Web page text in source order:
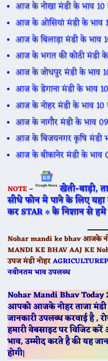
आज के नोखा मंडी के भाव
आज के ओसियां मंडी के भाव
आज के बिलाड़ा मंडी के भाव
आज के भगत की कोठी मंडी
आज के जोधपुर मंडी के भाव
आज के डेगाना मंडी के भाव
आज के नोहर मंडी के भाव 10
आज के नागौर मंडी के भाव
आज के बिजयनगर कृषि मंडी
आज के बीकानेर मंडी के भाव
NOTE– खेती-बाड़ी,
सीधे फोन मे पाने के लिए
कर STAR ∗ के निशान से
Nohar mandi ke bhav आजके
MANDI KE BHAV AAJ KE
उपज मंडी नोहर
नवीनतम भाव उपलब्ध
Nohar Mandi Bhav
आपको आजके नोहर ताजा मंडी
जानकारी उपलब्ध करवाई है ,
हमारी वेबसाइट पर विजिट
भाव, उम्मीद करते है की यह
होगी|